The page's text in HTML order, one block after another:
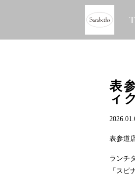
表
ィ
表参道
ランチ
「スピ